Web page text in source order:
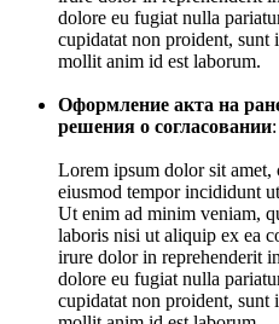
dolore eu fugiat nulla
cupidatat non proident,
mollit anim id est laborum.
Оформление акта на
решения о согласовании:
Lorem ipsum dolor sit amet,
eiusmod tempor incididunt
Ut enim ad minim veniam,
laboris nisi ut aliquip ex ea
irure dolor in reprehenderit
dolore eu fugiat nulla
cupidatat non proident,